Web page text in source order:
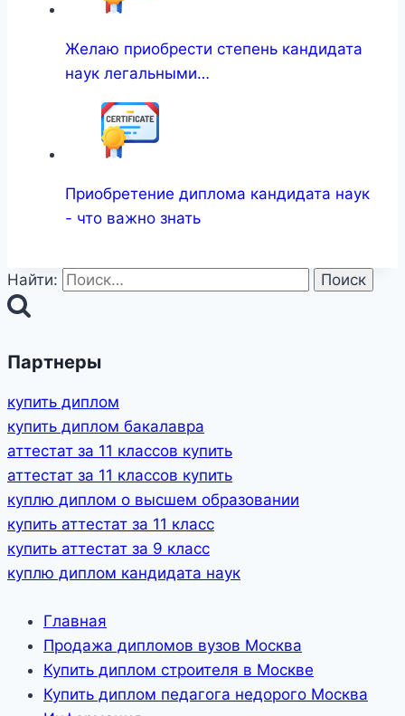
Желаю приобрести степень кандидата
наук легальными…
Приобретение диплома кандидата наук
- что важно знать
Найти:
Партнеры
купить диплом
купить диплом бакалавра
аттестат за 11 классов купить
аттестат за 11 классов купить
куплю диплом о высшем образовании
купить аттестат за 11 класс
купить аттестат за 9 класс
куплю диплом кандидата наук
Главная
Продажа дипломов вузов Москва
Купить диплом строителя в Москве
Купить диплом педагога недорого Москва